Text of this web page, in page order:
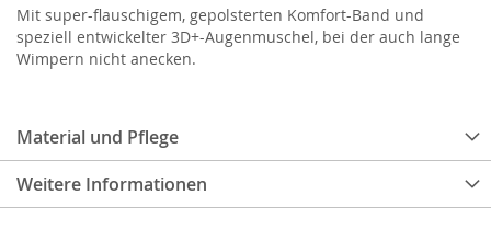
Material und Pflege
Weitere Informationen
Mit super-flauschigem, gepolsterten Komfort-Band und
speziell entwickelter 3D+-Augenmuschel, bei der auch lange
Wimpern nicht anecken.